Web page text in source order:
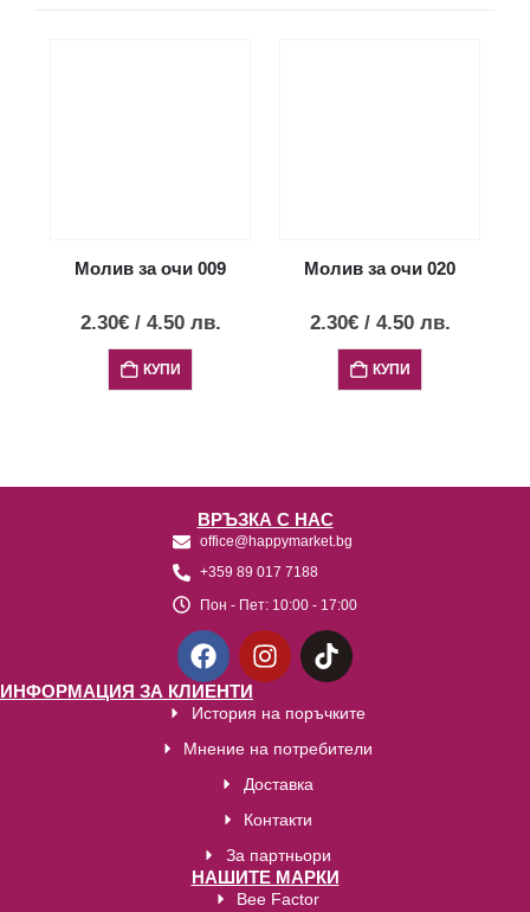
Молив за очи 009
2.30€ / 4.50 лв.
КУПИ
Молив за очи 020
2.30€ / 4.50 лв.
КУПИ
ВРЪЗКА С НАС
office@happymarket.bg
+359 89 017 7188
Пон - Пет: 10:00 - 17:00
ИНФОРМАЦИЯ ЗА КЛИЕНТИ
История на поръчките
Мнение на потребители
Доставка
Контакти
За партньори
НАШИТЕ МАРКИ
Bee Factor